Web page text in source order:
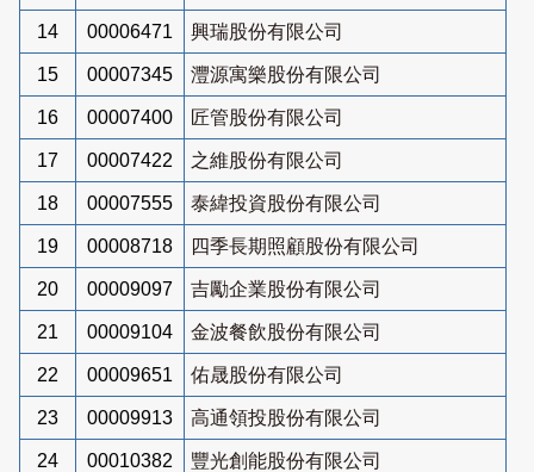
14 00006471 興瑞股份有限公司
15 00007345 灃源寓樂股份有限公司
16 00007400 匠管股份有限公司
17 00007422 之維股份有限公司
18 00007555 泰緯投資股份有限公司
19 00008718 四季長期照顧股份有限公司
20 00009097 吉勵企業股份有限公司
21 00009104 金波餐飲股份有限公司
22 00009651 佑晟股份有限公司
23 00009913 高通領投股份有限公司
24 00010382 豐光創能股份有限公司